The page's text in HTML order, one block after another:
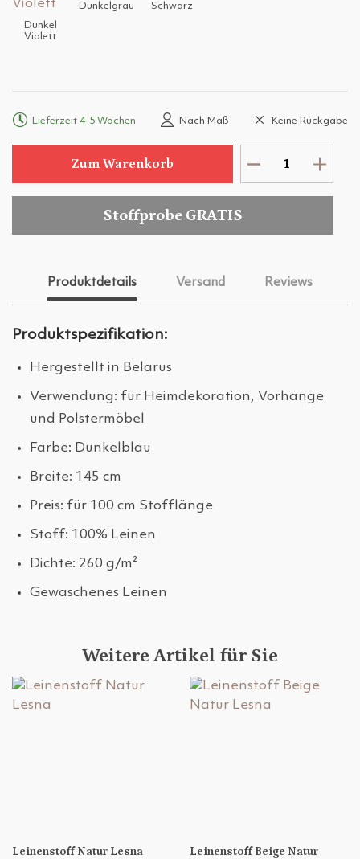
Dunkel
Violett
Dunkelgrau Schwarz
Lieferzeit 4-5 Wochen Nach Maß Keine Rückgabe
Zum Warenkorb
Stoffprobe GRATIS
Produktdetails Versand Reviews
Produktspezifikation:
Hergestellt in Belarus
Verwendung: für Heimdekoration, Vorhänge
und Polstermöbel
Farbe: Dunkelblau
Breite: 145 cm
Preis: für 100 cm Stofflänge
Stoff: 100% Leinen
Dichte: 260 g/m²
Gewaschenes Leinen
Weitere Artikel für Sie
Leinenstoff Natur Lesna
Leinenstoff Beige Natur